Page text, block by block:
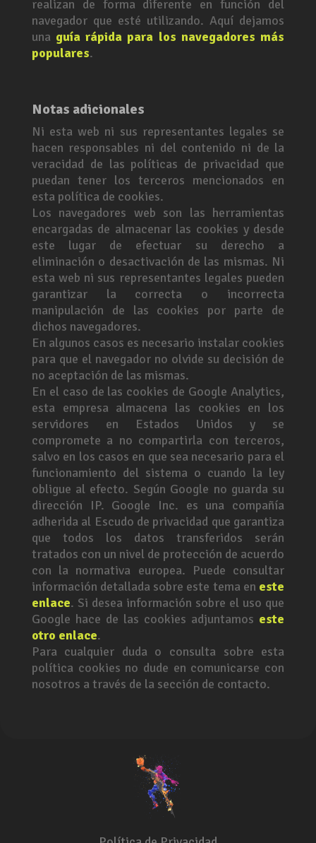
realizan de forma diferente en función del
navegador que esté utilizando. Aquí dejamos
una guía rápida para los navegadores más
populares.
Notas adicionales
Ni esta web ni sus representantes legales se
hacen responsables ni del contenido ni de la
veracidad de las políticas de privacidad que
puedan tener los terceros mencionados en
esta política de cookies.
Los navegadores web son las herramientas
encargadas de almacenar las cookies y desde
este lugar de efectuar su derecho a
eliminación o desactivación de las mismas. Ni
esta web ni sus representantes legales pueden
garantizar la correcta o incorrecta
manipulación de las cookies por parte de
dichos navegadores.
En algunos casos es necesario instalar cookies
para que el navegador no olvide su decisión de
no aceptación de las mismas.
En el caso de las cookies de Google Analytics,
esta empresa almacena las cookies en los
servidores en Estados Unidos y se
compromete a no compartirla con terceros,
salvo en los casos en que sea necesario para el
funcionamiento del sistema o cuando la ley
obligue al efecto. Según Google no guarda su
dirección IP. Google Inc. es una compañía
adherida al Escudo de privacidad que garantiza
que todos los datos transferidos serán
tratados con un nivel de protección de acuerdo
con la normativa europea. Puede consultar
información detallada sobre este tema en este
enlace. Si desea información sobre el uso que
Google hace de las cookies adjuntamos este
otro enlace.
Para cualquier duda o consulta sobre esta
política cookies no dude en comunicarse con
nosotros a través de la sección de contacto.